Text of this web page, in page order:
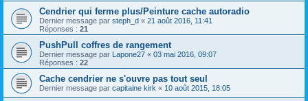
Cendrier qui ferme plus/Peinture cache autoradio
Dernier message par steph_d « 21 août 2016, 11:41
Réponses : 21
PushPull coffres de rangement
Dernier message par Lapone27 « 03 mai 2016, 09:07
Réponses : 22
Cache cendrier ne s'ouvre pas tout seul
Dernier message par capitaine kirk « 10 août 2015, 18:05